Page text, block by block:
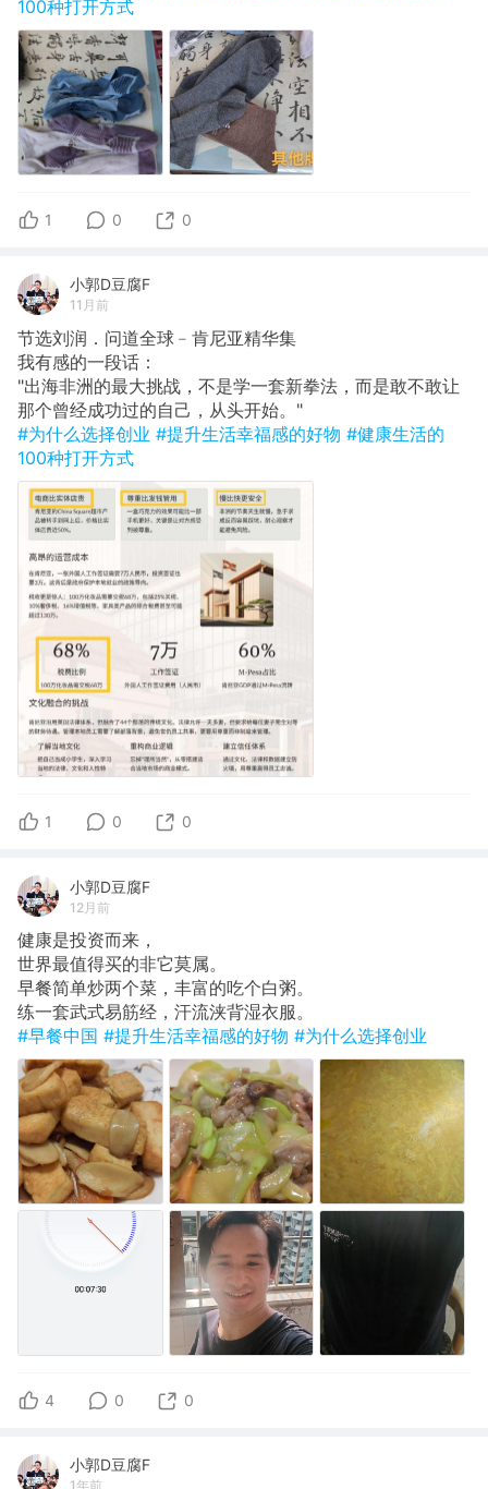
100种打开方式
1 0 0
小郭D豆腐F
11月前
节选刘润．问道全球﹣肯尼亚精华集
​我有感的一段话：
"出海非洲的最大挑战，不是学一套新拳法，而是敢不敢让
那个曾经成功过的自己，从头开始。"
#为什么选择创业 #提升生活幸福感的好物 #健康生活的
100种打开方式
1 0 0
小郭D豆腐F
12月前
健康是投资而来，
世界最值得买的非它莫属。
早餐简单炒两个菜，丰富的吃个白粥。
​练一套武式易筋经，汗流浃背湿衣服。
#早餐中国 #提升生活幸福感的好物 #为什么选择创业
4 0 0
小郭D豆腐F
1年前